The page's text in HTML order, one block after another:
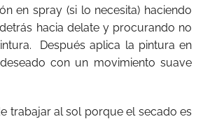
en spray (si lo necesita) haciendo
hacia delate y procurando no
Después aplica la pintura en
con un movimiento suave
trabajar al sol porque el secado es